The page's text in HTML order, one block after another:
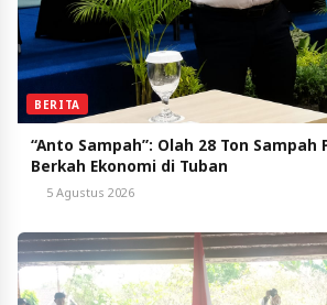
BERITA
“Anto Sampah”: Olah 28 Ton Sampah
Berkah Ekonomi di Tuban
5 Agustus 2026